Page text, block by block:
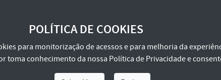
POLÍTICA DE COOKIES
para monitorização de acessos e para melhoria da
toma conhecimento da nossa Política de Privacidadee